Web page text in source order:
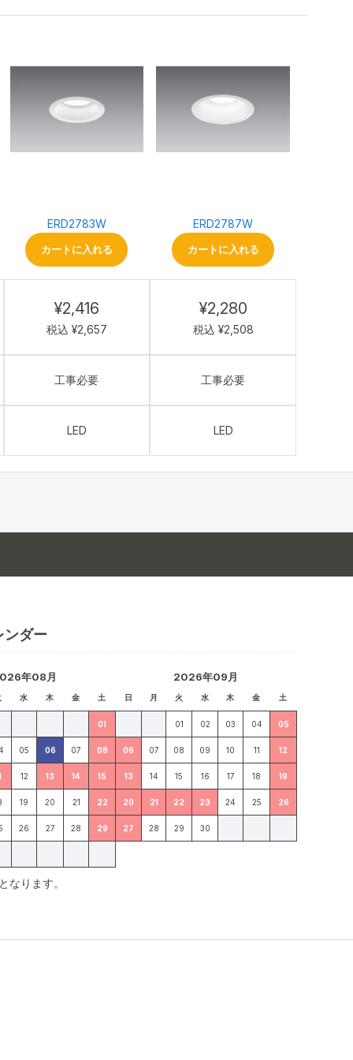
ERD2783W
カートに入れる
¥2,416
税込 ¥2,657
工事必要
LED
ERD2787W
カートに入れる
¥2,280
税込 ¥2,508
工事必要
LED
ンダー
年08月
水 木 金 土
01
05 06 07 08
12 13 14 15
19 20 21 22
26 27 28 29
2026年09月
日 月 火 水 木 金 土
01 02 03 04 05
06 07 08 09 10 11 12
13 14 15 16 17 18 19
20 21 22 23 24 25 26
27 28 29 30
なります。